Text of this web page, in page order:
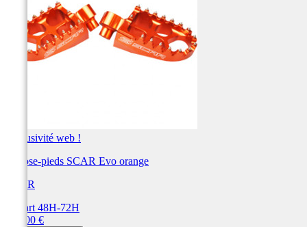
Exclusivité web !
Repose-pieds SCAR Evo orange
SCAR
Départ 48H-72H
115,00 €